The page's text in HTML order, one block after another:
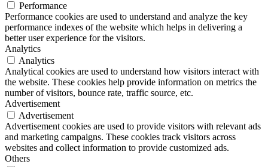
Performance
Performance cookies are used to understand and analyze the key
performance indexes of the website which helps in delivering a
better user experience for the visitors.
Analytics
Analytics
Analytical cookies are used to understand how visitors interact with
the website. These cookies help provide information on metrics the
number of visitors, bounce rate, traffic source, etc.
Advertisement
Advertisement
Advertisement cookies are used to provide visitors with relevant ads
and marketing campaigns. These cookies track visitors across
websites and collect information to provide customized ads.
Others